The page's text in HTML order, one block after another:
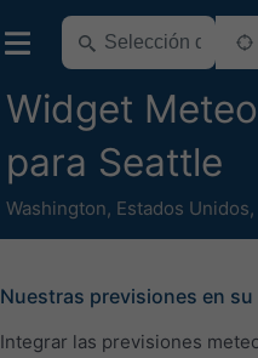
Widget
para Seattle
Washington, Estados Unidos,
Nuestras previsiones en
Integrar las previsiones